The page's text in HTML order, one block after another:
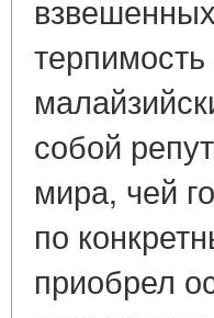
собой
мира, чей
по
приобрел